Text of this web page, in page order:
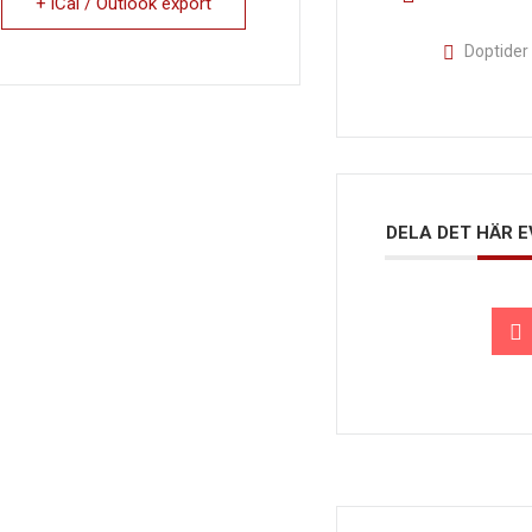
Doptider
DELA DET HÄR